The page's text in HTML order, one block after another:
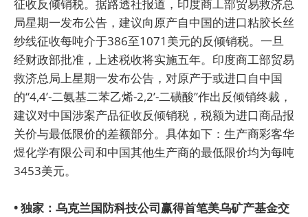
征收反倾销税。据路透社报道，印度商工部贸易救济总
局星期一发布公告，建议向原产自中国的进口粘胶长丝
纱线征收每吨介于386至1071美元的反倾销税。一旦
经财政部批准，上述税收将实施五年。印度商工部贸易
救济总局上星期一发布公告，对原产于或进口自中国
的“4,4’-二氨基二苯乙烯-2,2’-二磺酸”作出反倾销终裁，
建议对中国涉案产品征收反倾销税，税额为进口商品报
关价与最低限价的差额部分。具体如下：生产商彩客华
煜化学有限公司和中国其他生产商的最低限价均为每吨
3453美元。
• 独家：乌克兰国防科技公司赢得首笔美乌矿产基金交